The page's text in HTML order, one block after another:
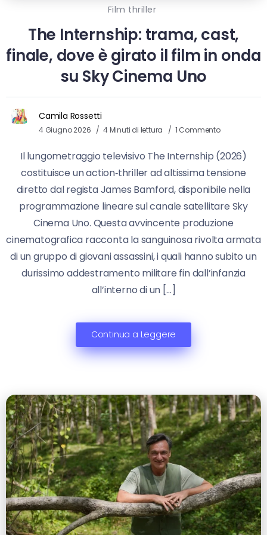
Film thriller
The Internship: trama, cast,
finale, dove è girato il film in onda
su Sky Cinema Uno
Camila Rossetti
4 Giugno 2026 4 Minuti di lettura 1 Commento
Il lungometraggio televisivo The Internship (2026)
costituisce un action‑thriller ad altissima tensione
diretto dal regista James Bamford, disponibile nella
programmazione lineare sul canale satellitare Sky
Cinema Uno. Questa avvincente produzione
cinematografica racconta la sanguinosa rivolta armata
di un gruppo di giovani assassini, i quali hanno subito un
durissimo addestramento militare fin dall’infanzia
all’interno di un […]
Continua a Leggere